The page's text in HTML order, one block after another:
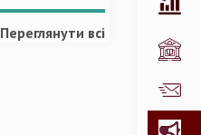
Переглянути всі